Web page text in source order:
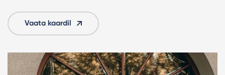
Vaata kaardil